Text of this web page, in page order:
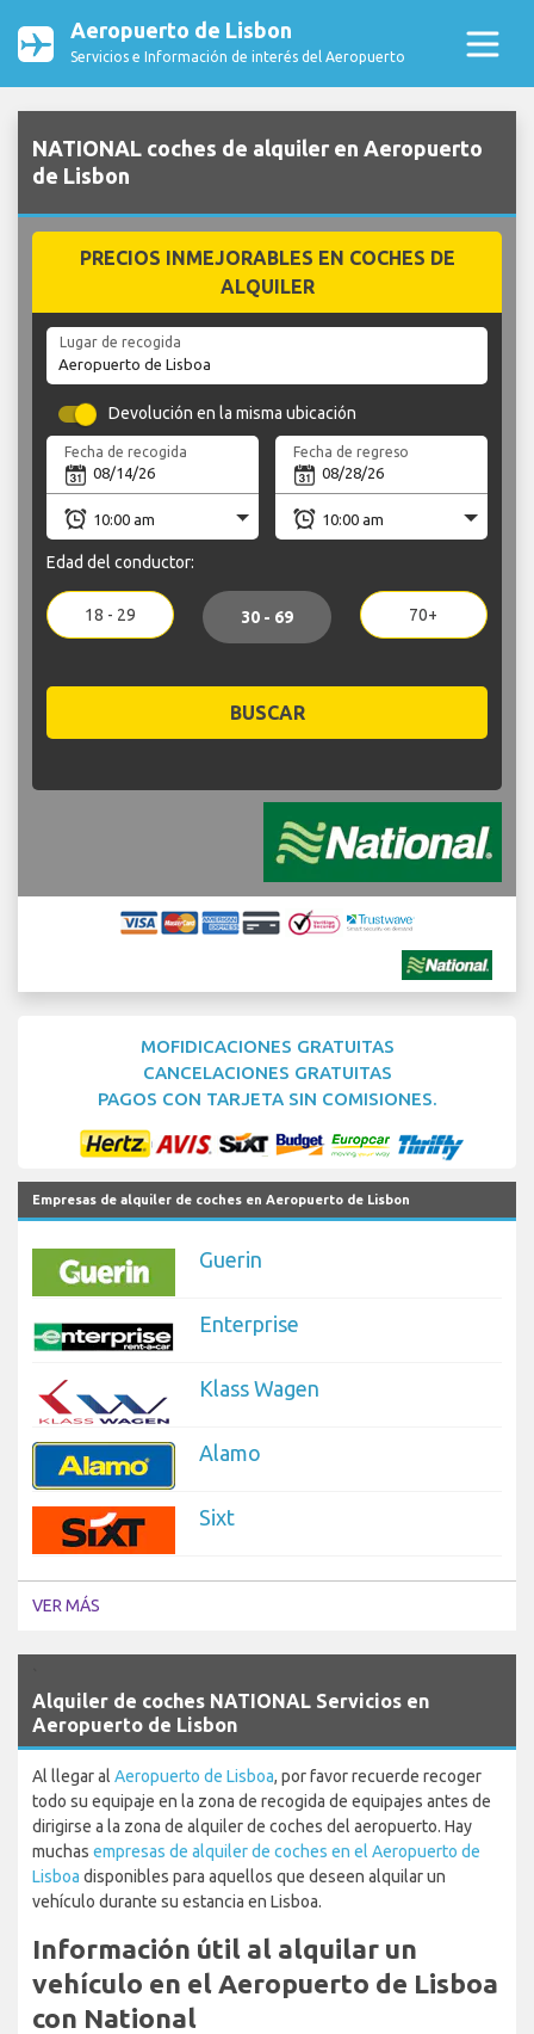
Aeropuerto de Lisbon
Servicios e Información de interés del Aeropuerto
NATIONAL coches de alquiler en Aeropuerto
de Lisbon
PRECIOS INMEJORABLES EN COCHES DE
ALQUILER
Lugar de recogida
Devolución en la misma ubicación
Fecha de recogida Fecha de regreso
Edad del conductor:
18 - 29 30 - 69 70+
BUSCAR
MOFIDICACIONES GRATUITAS
CANCELACIONES GRATUITAS
PAGOS CON TARJETA SIN COMISIONES.
Empresas de alquiler de coches en Aeropuerto de Lisbon
Guerin
Enterprise
Klass Wagen
Alamo
Sixt
VER MÁS
Alquiler de coches NATIONAL Servicios en
Aeropuerto de Lisbon
Al llegar al Aeropuerto de Lisboa, por favor recuerde recoger
todo su equipaje en la zona de recogida de equipajes antes de
dirigirse a la zona de alquiler de coches del aeropuerto. Hay
muchas empresas de alquiler de coches en el Aeropuerto de
Lisboa disponibles para aquellos que deseen alquilar un
vehículo durante su estancia en Lisboa.
Información útil al alquilar un
vehículo en el Aeropuerto de Lisboa
con National